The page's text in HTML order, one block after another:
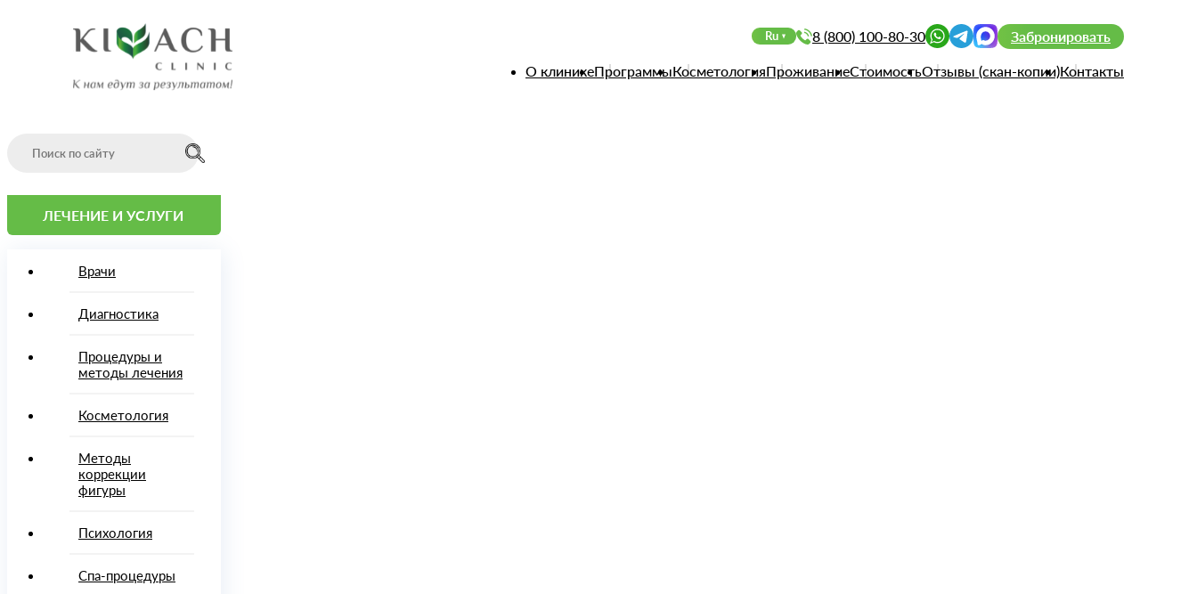
Ru 8 (800) 100-80-30 Забронировать
О клиникеПрограммыКосметологияПроживаниеСтоимостьОтзывы (скан-копии)Контакты
клинике
Стоимость
Отзывы
(скан-
version
Врачи
методы
Методы
Ультразвуковая диагностика
ЛЕЧЕНИЕ И УСЛУГИ
Врачи
Диагностика
Процедуры и
методы лечения
Косметология
Методы
коррекции
фигуры
Психология
Спа-процедуры